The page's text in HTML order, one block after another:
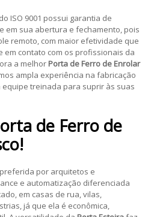
ISO 9001 possui garantia de
em sua abertura e fechamento, pois
remoto, com maior efetividade que
em contato com os profissionais da
a melhor Porta de Ferro de Enrolar
ampla experiência na fabricação
treinada para suprir às suas
de Ferro de
por arquitetos e
e automatização diferenciada
em casas de rua, vilas,
já que ela é econômica,